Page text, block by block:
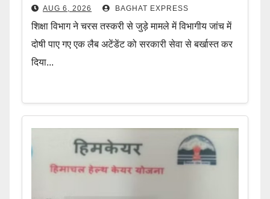
AUG 6, 2026 BAGHAT EXPRESS
शिक्षा विभाग ने चरस तस्करी से जुड़े मामले में विभागीय जांच में
दोषी पाए गए एक लैब अटेंडेंट को सरकारी सेवा से बर्खास्त कर
दिया...